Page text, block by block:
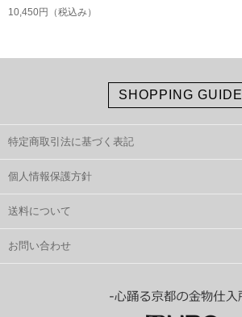
10,450円 （税込み）
SHOPPING GUIDE
特定商取引法に基づく表記
個人情報保護方針
送料について
お問い合わせ